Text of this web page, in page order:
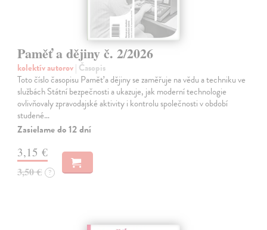
Paměť a dějiny č. 2/2026
kolektív autorov| Časopis
Toto číslo časopisu Paměť a dějiny se zaměřuje na vědu a techniku ve
službách Státní bezpečnosti a ukazuje, jak moderní technologie
ovlivňovaly zpravodajské aktivity i kontrolu společnosti v období
studené…
Zasielame do 12 dní
3,15 €
3,50 € ?